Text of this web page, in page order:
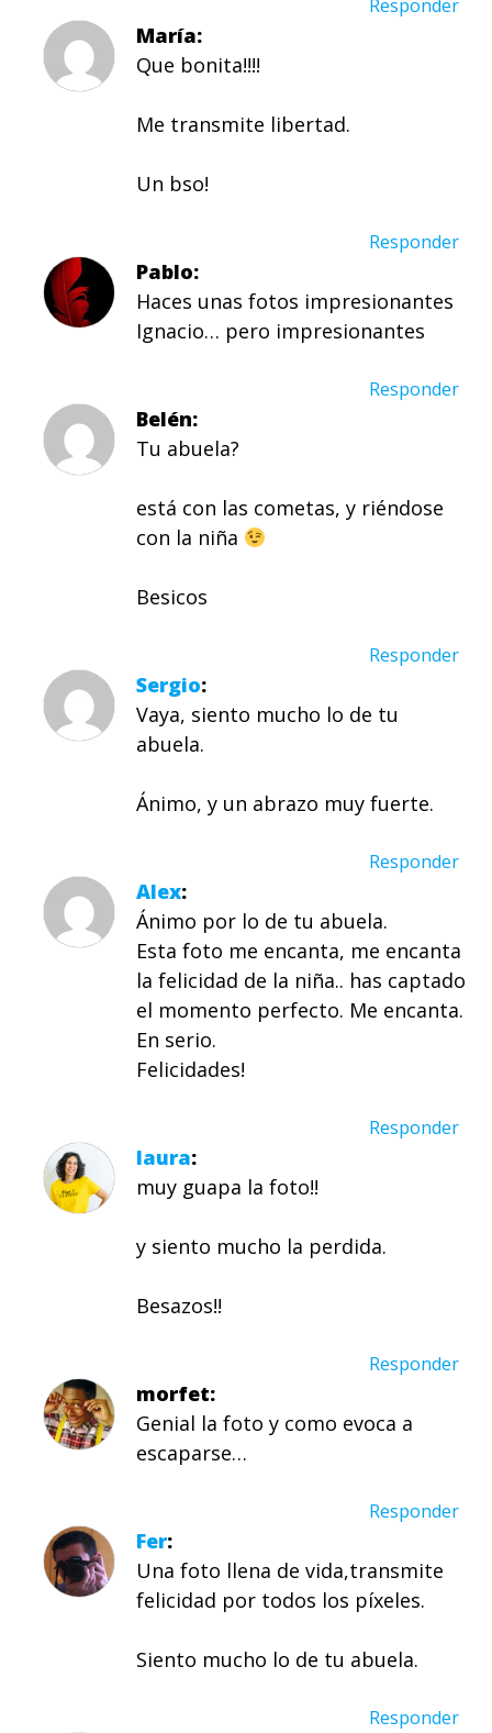
Responder
María
Que bonita!!!!
Me transmite libertad.
Un bso!
Responder
Pablo
Haces unas fotos impresionantes
Ignacio… pero impresionantes
Responder
Belén
Tu abuela?
está con las cometas, y riéndose
con la niña
Besicos
Responder
Sergio
Vaya, siento mucho lo de tu
abuela.
Ánimo, y un abrazo muy fuerte.
Responder
Alex
Ánimo por lo de tu abuela.
Esta foto me encanta, me encanta
la felicidad de la niña.. has captado
el momento perfecto. Me encanta.
En serio.
Felicidades!
Responder
laura
muy guapa la foto!!
y siento mucho la perdida.
Besazos!!
Responder
morfet
Genial la foto y como evoca a
escaparse…
Responder
Fer
Una foto llena de vida,transmite
felicidad por todos los píxeles.
Siento mucho lo de tu abuela.
Responder